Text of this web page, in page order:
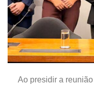
Ao presidir a